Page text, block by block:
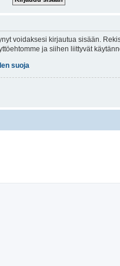
voidaksesi kirjautua sisään.
ja siihen liittyvät
suoja